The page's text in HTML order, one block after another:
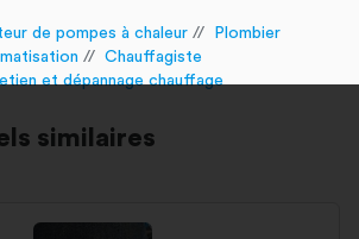
de pompes à chaleur
Plombier
Chauffagiste
et dépannage chauffage
similaires